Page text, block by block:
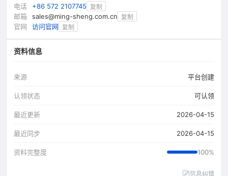
电话 +86 572 2107745 复制
邮箱 sales@ming-sheng.com.cn 复制
官网 访问官网 复制
资料信息
来源 平台创建
认领状态 可认领
最近更新 2026-04-15
最近同步 2026-04-15
资料完整度 100%
信息纠错